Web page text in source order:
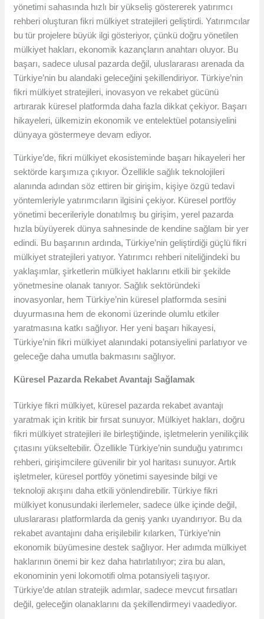
yönetimi sahasında hızlı bir yükseliş göstererek yatırımcı
rehberi oluşturan fikri mülkiyet stratejileri geliştirdi. Yatırımcılar
bu tür projelere büyük ilgi gösteriyor, çünkü doğru yönetilen
mülkiyet hakları, ekonomik kazançların anahtarı oluyor. Bu
başarı, sadece ulusal pazarda değil, uluslararası arenada da
Türkiye’nin bu alandaki geleceğini şekillendiriyor. Türkiye’nin
fikri mülkiyet stratejileri, inovasyon ve rekabet gücünü
artırarak küresel platformda daha fazla dikkat çekiyor. Başarı
hikayeleri, ülkemizin ekonomik ve entelektüel potansiyelini
dünyaya göstermeye devam ediyor.
Türkiye’de, fikri mülkiyet ekosisteminde başarı hikayeleri her
sektörde karşımıza çıkıyor. Özellikle sağlık teknolojileri
alanında adından söz ettiren bir girişim, kişiye özgü tedavi
yöntemleriyle yatırımcıların ilgisini çekiyor. Küresel portföy
yönetimi becerileriyle donatılmış bu girişim, yerel pazarda
hızla büyüyerek dünya sahnesinde de kendine sağlam bir yer
edindi. Bu başarının ardında, Türkiye’nin geliştirdiği güçlü fikri
mülkiyet stratejileri yatıyor. Yatırımcı rehberi niteliğindeki bu
yaklaşımlar, şirketlerin mülkiyet haklarını etkili bir şekilde
yönetmesine olanak tanıyor. Sağlık sektöründeki
inovasyonlar, hem Türkiye’nin küresel platformda sesini
duyurmasına hem de ekonomi üzerinde olumlu etkiler
yaratmasına katkı sağlıyor. Her yeni başarı hikayesi,
Türkiye’nin fikri mülkiyet alanındaki potansiyelini parlatıyor ve
geleceğe daha umutla bakmasını sağlıyor.
Küresel Pazarda Rekabet Avantajı Sağlamak
Türkiye fikri mülkiyet, küresel pazarda rekabet avantajı
yaratmak için kritik bir fırsat sunuyor. Mülkiyet hakları, doğru
fikri mülkiyet stratejileri ile birleştiğinde, işletmelerin yenilikçilik
çıtasını yükseltebilir. Özellikle Türkiye’nin sunduğu yatırımcı
rehberi, girişimcilere güvenilir bir yol haritası sunuyor. Artık
işletmeler, küresel portföy yönetimi sayesinde bilgi ve
teknoloji akışını daha etkili yönlendirebilir. Türkiye fikri
mülkiyet konusundaki ilerlemeler, sadece ülke içinde değil,
uluslararası platformlarda da geniş yankı uyandırıyor. Bu da
rekabet avantajını daha erişilebilir kılarken, Türkiye’nin
ekonomik büyümesine destek sağlıyor. Her adımda mülkiyet
haklarının önemi bir kez daha hatırlatılıyor; zira bu alan,
ekonominin yeni lokomotifi olma potansiyeli taşıyor.
Türkiye’de atılan stratejik adımlar, sadece mevcut fırsatları
değil, geleceğin olanaklarını da şekillendirmeyi vaadediyor.